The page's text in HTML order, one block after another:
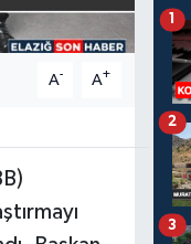
A- A+
1
2
3